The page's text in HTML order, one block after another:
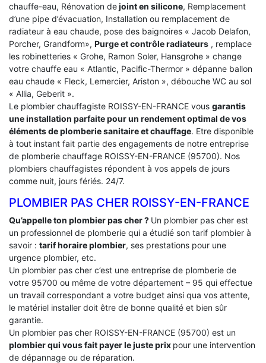
chauffe-eau, Rénovation dejoint en silicone, Remplacement
d’une pipe d’évacuation, Installation ou remplacement de
radiateur à eau chaude, pose des baignoires « Jacob Delafon,
Porcher, Grandform», Purge et contrôle radiateurs , remplace
les robinetteries « Grohe, Ramon Soler, Hansgrohe » change
votre chauffe eau « Atlantic, Pacific-Thermor » dépanne ballon
eau chaude « Fleck, Lemercier, Ariston », débouche WC au sol
« Allia, Geberit ».
Le plombier chauffagiste ROISSY-EN-FRANCE vous garantis
une installation parfaite pour un rendement optimal de vos
éléments de plomberie sanitaire et chauffage. Etre disponible
à tout instant fait partie des engagements de notre entreprise
de plomberie chauffage ROISSY-EN-FRANCE (95700). Nos
plombiers chauffagistes répondent à vos appels de jours
comme nuit, jours fériés. 24/7.
PLOMBIER PAS CHER ROISSY-EN-FRANCE
Qu’appelle ton plombier pas cher ? Un plombier pas cher est
un professionnel de plomberie qui a étudié son tarif plombier à
savoir : tarif horaire plombier, ses prestations pour une
urgence plombier, etc.
Un plombier pas cher c’est une entreprise de plomberie de
votre 95700 ou même de votre département – 95 qui effectue
un travail correspondant a votre budget ainsi qua vos attente,
le matériel installer doit être de bonne qualité et bien sûr
garantie.
Un plombier pas cher ROISSY-EN-FRANCE (95700) est un
plombier qui vous fait payer le juste prix pour une intervention
de dépannage ou de réparation.